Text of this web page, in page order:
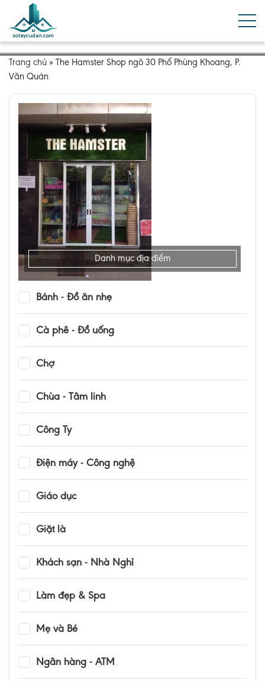
Trang chủ » The Hamster Shop ngõ 30 Phố Phùng Khoang, P.
Văn Quán
Danh mục địa điểm
Bánh - Đồ ăn nhẹ
Cà phê - Đồ uống
Chợ
Chùa - Tâm linh
Công Ty
Điện máy - Công nghệ
Giáo dục
Giặt là
Khách sạn - Nhà Nghỉ
Làm đẹp & Spa
Mẹ và Bé
Ngân hàng - ATM